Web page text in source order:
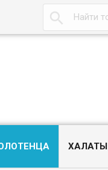

ХАЛАТЫ